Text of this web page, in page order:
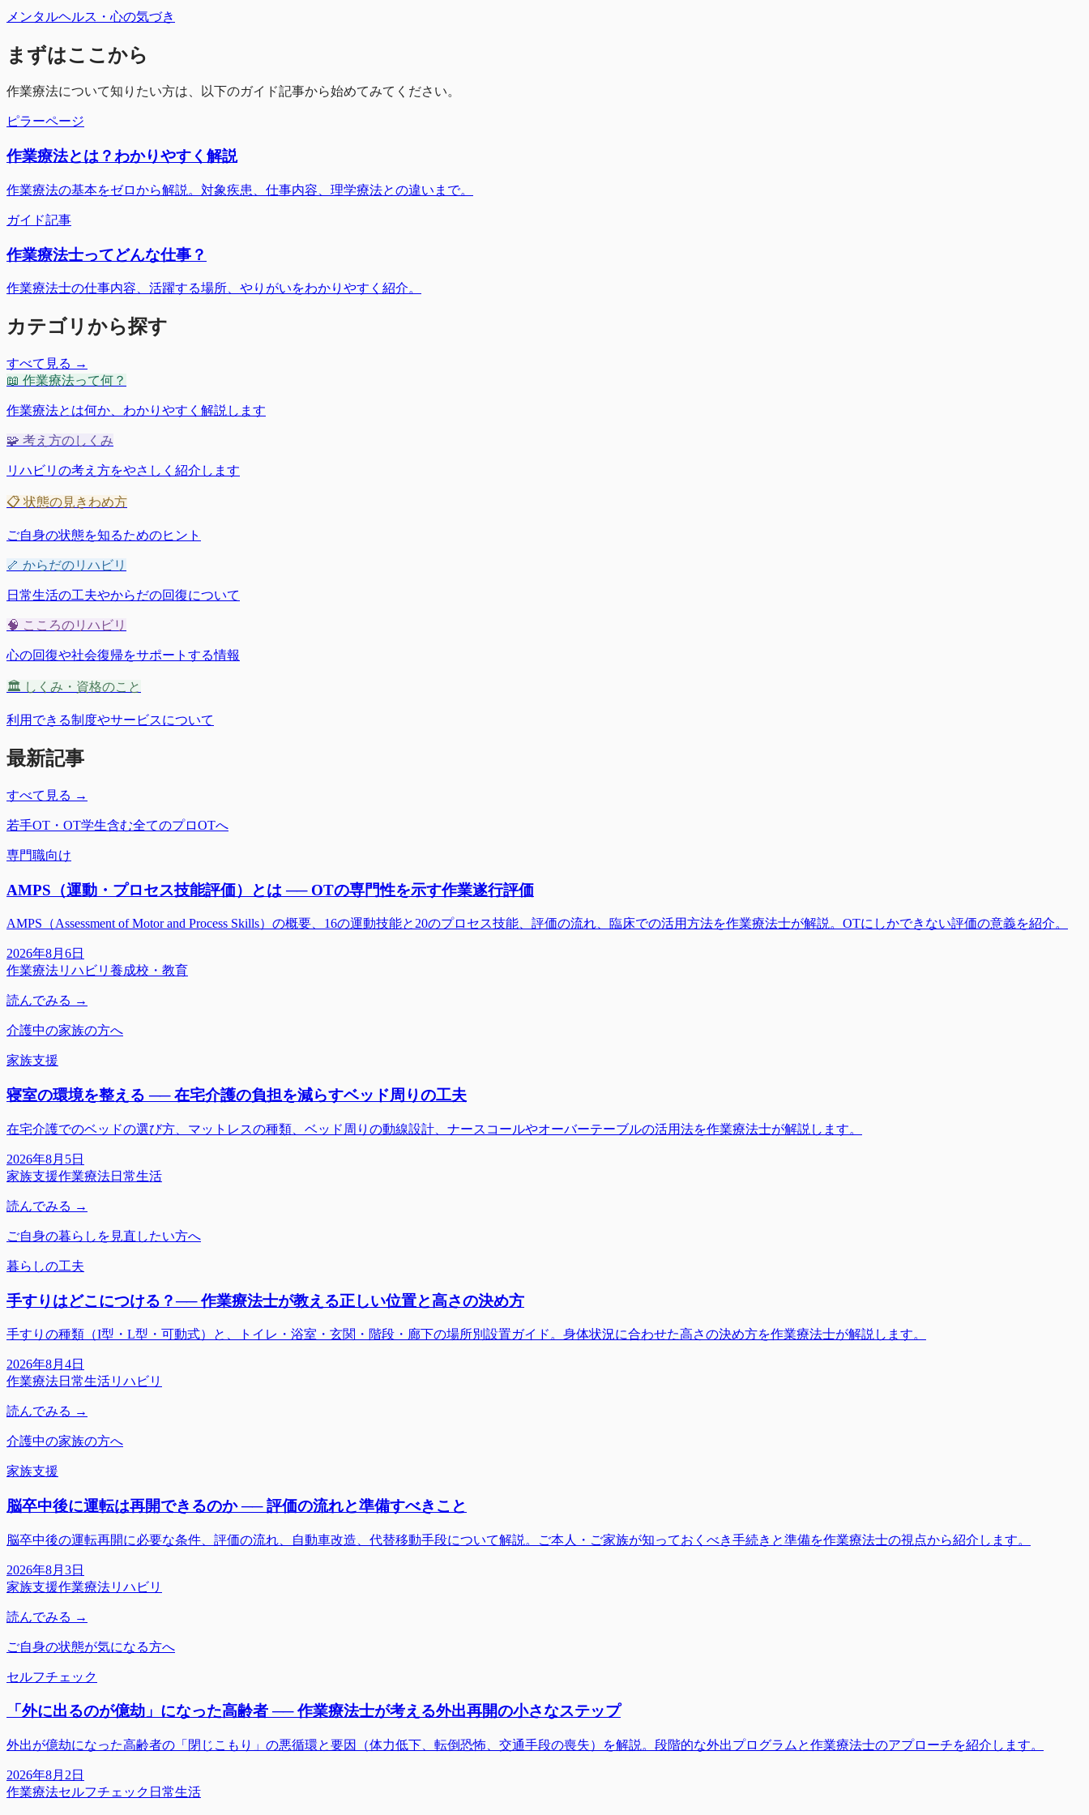
メンタルヘルス・心の気づき
まずはここから
作業療法について知りたい方は、以下のガイド記事から始めてみてください。
ピラーページ
作業療法とは？わかりやすく解説
作業療法の基本をゼロから解説。対象疾患、仕事内容、理学療法との違いまで。
ガイド記事
作業療法士ってどんな仕事？
作業療法士の仕事内容、活躍する場所、やりがいをわかりやすく紹介。
カテゴリから探す
すべて見る →
📖 作業療法って何？
作業療法とは何か、わかりやすく解説します
🧩 考え方のしくみ
リハビリの考え方をやさしく紹介します
📋 状態の見きわめ方
ご自身の状態を知るためのヒント
🦴 からだのリハビリ
日常生活の工夫やからだの回復について
🧠 こころのリハビリ
心の回復や社会復帰をサポートする情報
🏛 しくみ・資格のこと
利用できる制度やサービスについて
最新記事
すべて見る →
若手OT・OT学生含む全てのプロOTへ
専門職向け
AMPS（運動・プロセス技能評価）とは ── OTの専門性を示す作業遂行評価
AMPS（Assessment of Motor and Process Skills）の概要、16の運動技能と20のプロセス技能、評価の流れ、臨床での活用方法を作業療法士が解説。OTにしかできない評価の意義を紹介。
2026年8月6日
作業療法リハビリ 養成校・教育
読んでみる →
介護中の家族の方へ
家族支援
寝室の環境を整える ── 在宅介護の負担を減らすベッド周りの工夫
在宅介護でのベッドの選び方、マットレスの種類、ベッド周りの動線設計、ナースコールやオーバーテーブルの活用法を作業療法士が解説します。
2026年8月5日
家族支援作業療法日常生活
読んでみる →
ご自身の暮らしを見直したい方へ
暮らしの工夫
手すりはどこにつける？── 作業療法士が教える正しい位置と高さの決め方
手すりの種類（I型・L型・可動式）と、トイレ・浴室・玄関・階段・廊下の場所別設置ガイド。身体状況に合わせた高さの決め方を作業療法士が解説します。
2026年8月4日
作業療法日常生活リハビリ
読んでみる →
介護中の家族の方へ
家族支援
脳卒中後に運転は再開できるのか ── 評価の流れと準備すべきこと
脳卒中後の運転再開に必要な条件、評価の流れ、自動車改造、代替移動手段について解説。ご本人・ご家族が知っておくべき手続きと準備を作業療法士の視点から紹介します。
2026年8月3日
家族支援作業療法リハビリ
読んでみる →
ご自身の状態が気になる方へ
セルフチェック
「外に出るのが億劫」になった高齢者 ── 作業療法士が考える外出再開の小さなステップ
外出が億劫になった高齢者の「閉じこもり」の悪循環と要因（体力低下、転倒恐怖、交通手段の喪失）を解説。段階的な外出プログラムと作業療法士のアプローチを紹介します。
2026年8月2日
作業療法セルフチェック 日常生活